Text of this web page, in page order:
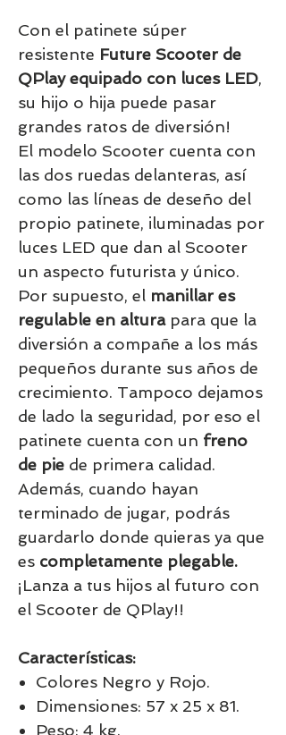
Con el patinete súper
resistente Future Scooter de
QPlay equipado con luces LED,
su hijo o hija puede pasar
grandes ratos de diversión!
El modelo Scooter cuenta con
las dos ruedas delanteras, así
como las líneas de deseño del
propio patinete, iluminadas por
luces LED que dan al Scooter
un aspecto futurista y único.
Por supuesto, el manillar es
regulable en alturapara que la
diversión a compañe a los más
pequeños durante sus años de
crecimiento. Tampoco dejamos
de lado la seguridad, por eso el
patinete cuenta con un freno
de pie de primera calidad.
Además, cuando hayan
terminado de jugar, podrás
guardarlo donde quieras ya que
es completamente plegable.
¡Lanza a tus hijos al futuro con
el Scooter de QPlay!!
Características:
Colores Negro y Rojo.
Dimensiones: 57 x 25 x 81.
Peso: 4 kg.